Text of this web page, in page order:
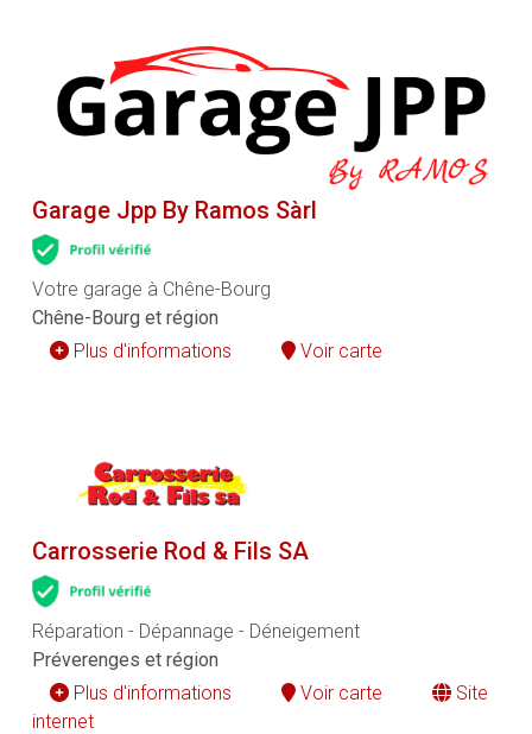
Garage Jpp By Ramos Sàrl
Votre garage à Chêne-Bourg
Chêne-Bourg et région
Plus d'informations
Voir carte
Carrosserie Rod & Fils SA
Réparation - Dépannage - Déneigement
Préverenges et région
Plus d'informations
Voir carte
Site
internet